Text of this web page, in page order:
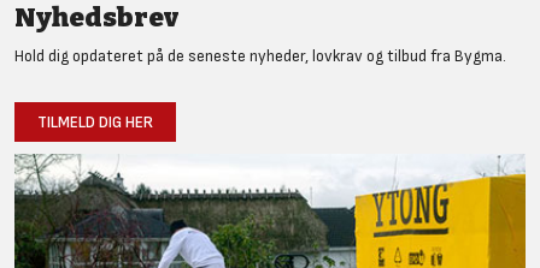
Nyhedsbrev
Hold dig opdateret på de seneste nyheder, lovkrav og tilbud fra Bygma.
TILMELD DIG HER